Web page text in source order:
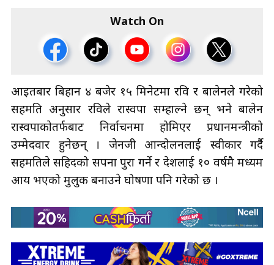
Watch On
आइतबार बिहान ४ बजेर १५ मिनेटमा रवि र बालेनले गरेको
सहमति अनुसार रविले रास्वपा सम्हाल्ने छन् भने बालेन
रास्वपाकाेतर्फबाट निर्वाचनमा होमिएर प्रधानमन्त्रीको
उम्मेदवार हुनेछन् । जेनजी आन्दोलनलाई स्वीकार गर्दै
सहमतिले सहिदको सपना पुरा गर्ने र देशलाई १० वर्षमै मध्यम
आय भएको मुलुक बनाउने घोषणा पनि गरेको छ ।